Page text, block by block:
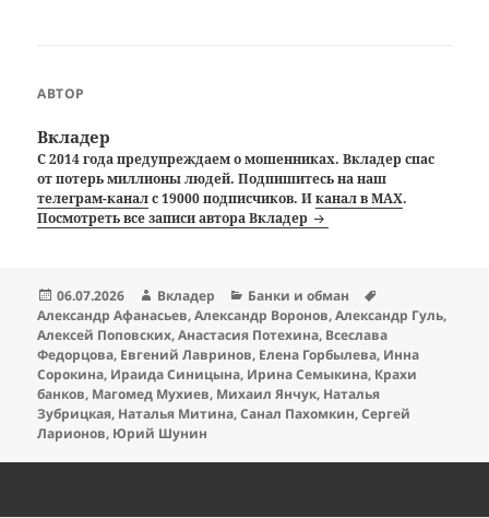
АВТОР
Вкладер
С 2014 года предупреждаем о мошенниках. Вкладер спас
от потерь миллионы людей. Подпишитесь на наш
телеграм-каналс 19000 подписчиков. Иканал в MAX.
Посмотреть все записи автора Вкладер
Опубликовано
06.07.2026 Автор
Вкладер Рубрики
Банки и обман
Александр Афанасьев,Александр Воронов,Александр Гуль,
Алексей Поповских,Анастасия Потехина, Всеслава
Федорцова, Евгений Лавринов, Елена Горбылева, Инна
Сорокина, Ираида Синицына, Ирина Семыкина, Крахи
банков, Магомед Мухиев, Михаил Янчук, Наталья
Зубрицкая, Наталья Митина,Санал Пахомкин,Сергей
Ларионов, Юрий Шунин